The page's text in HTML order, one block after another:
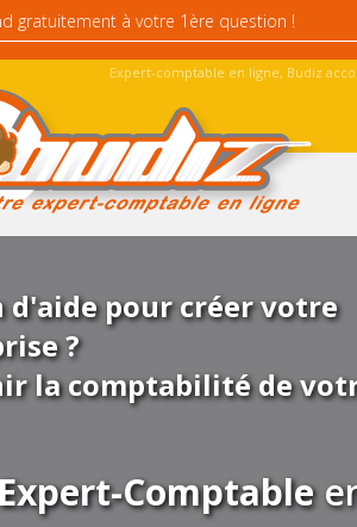
Expert-comptable en ligne, Budiz
d'aide pour créer votre
?
la comptabilité de
Expert-Comptable